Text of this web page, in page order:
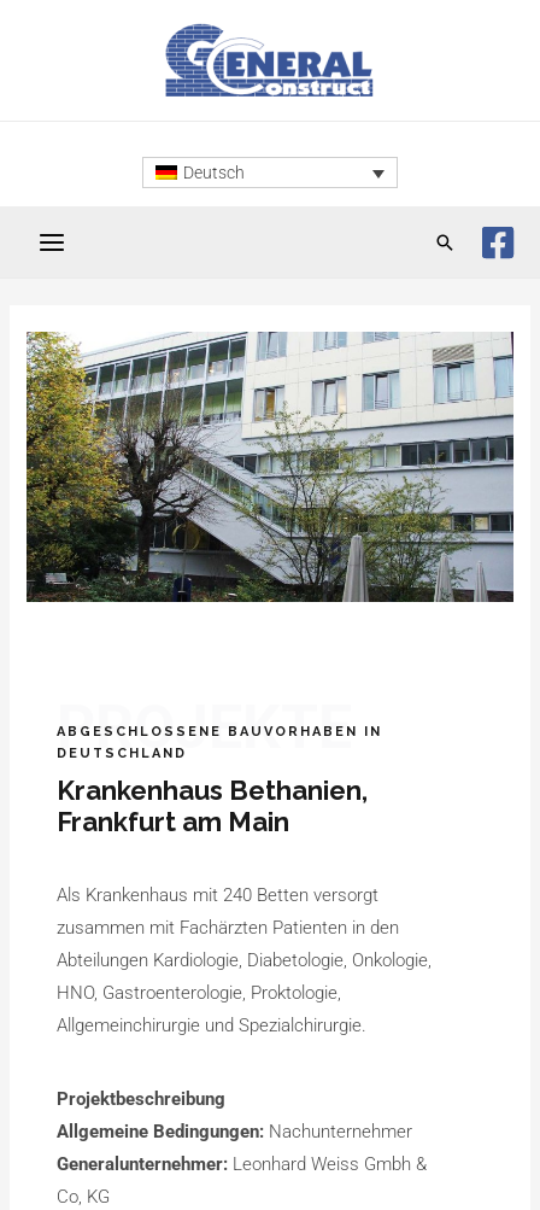
Deutsch
PROJEKTE
ABGESCHLOSSENE BAUVORHABEN IN
DEUTSCHLAND
Krankenhaus Bethanien,
Frankfurt am Main
Als Krankenhaus mit 240 Betten versorgt
zusammen mit Fachärzten Patienten in den
Abteilungen Kardiologie, Diabetologie, Onkologie,
HNO, Gastroenterologie, Proktologie,
Allgemeinchirurgie und Spezialchirurgie.
Projektbeschreibung
Allgemeine Bedingungen: Nachunternehmer
Generalunternehmer: Leonhard Weiss Gmbh &
Co, KG